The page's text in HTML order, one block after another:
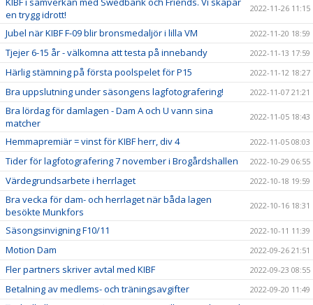
en trygg idrott!
2022-11-26 11:15
Jubel när KIBF F-09 blir bronsmedaljör i lilla VM 2022-11-20 18:59
Tjejer 6-15 år - välkomna att testa på innebandy 2022-11-13 17:59
Härlig stämning på första poolspelet för P15 2022-11-12 18:27
Bra uppslutning under säsongens lagfotografering! 2022-11-07 21:21
Bra lördag för damlagen - Dam A och U vann sina
matcher
2022-11-05 18:43
Hemmapremiär = vinst för KIBF herr, div 4 2022-11-05 08:03
Tider för lagfotografering 7 november i Brogårdshallen 2022-10-29 06:55
Värdegrundsarbete i herrlaget 2022-10-18 19:59
Bra vecka för dam- och herrlaget när båda lagen
besökte Munkfors
2022-10-16 18:31
Säsongsinvigning F10/11 2022-10-11 11:39
Motion Dam 2022-09-26 21:51
Fler partners skriver avtal med KIBF 2022-09-23 08:55
Betalning av medlems- och träningsavgifter 2022-09-20 11:49